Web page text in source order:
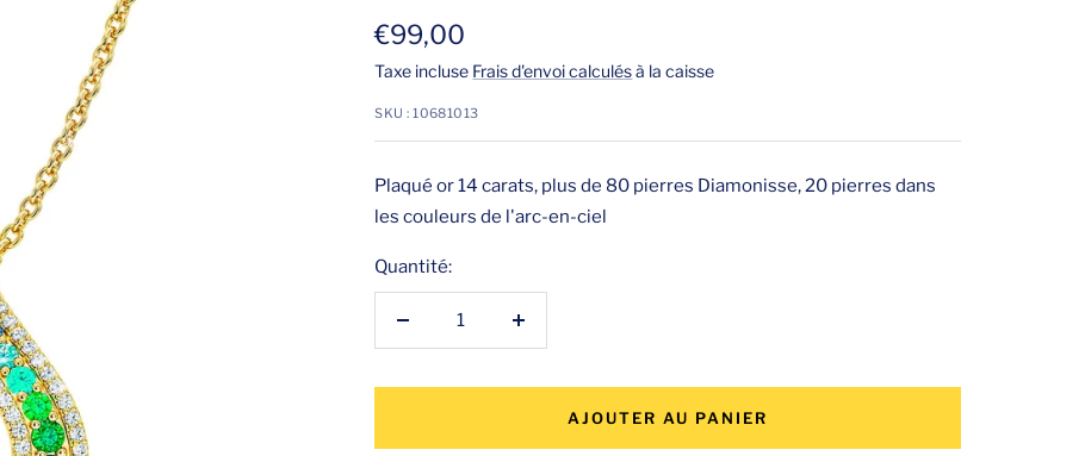
Prix
de
vente
€99,00
Taxe incluse Frais d'envoi calculésà la caisse
SKU :10681013
Plaqué or 14 carats, plus de 80 pierres Diamonisse, 20 pierres dans
les couleurs de l'arc-en-ciel
Quantité:
Réduire
Augmenter
AJOUTER AU PANIER